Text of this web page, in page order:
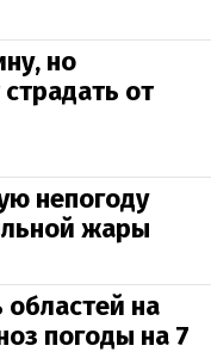
но
от
непогоду
жары
на
погоды на 7